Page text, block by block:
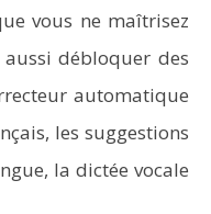
vous ne maîtrisez
aussi débloquer des
automatique
les suggestions
la dictée vocale